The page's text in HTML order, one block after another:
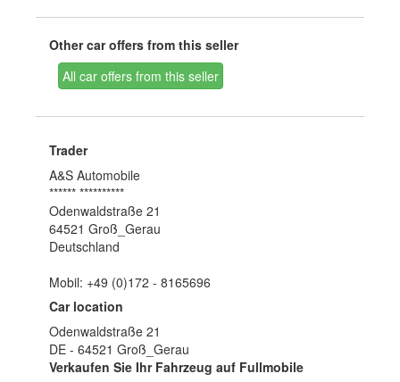
Other car offers from this seller
All car offers from this seller
Trader
A&S Automobile
****** **********
Odenwaldstraße 21
64521 Groß_Gerau
Deutschland
Mobil: +49 (0)172 - 8165696
Car location
Odenwaldstraße 21
DE - 64521 Groß_Gerau
Verkaufen Sie Ihr Fahrzeug auf Fullmobile